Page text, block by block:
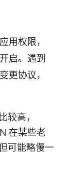
用权限，
启。遇到
更协议，
较高，
在某些老
可能略慢一